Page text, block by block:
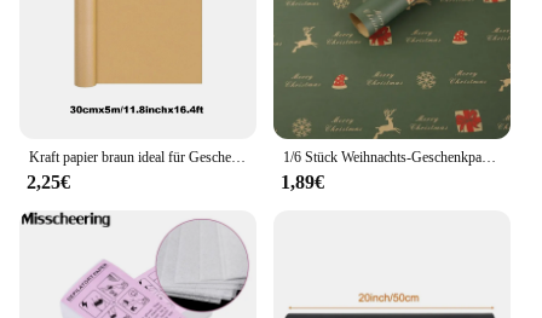
2,25€
1/6 Stück Weihnachts-Geschenkpapier, Vintage-Stil, Kraftpapier, Festival, Geschenkpapier mit Weihnachtsbaum-Schneeflockenmustern für Geschenkverpackung, Dekoration
1,89€